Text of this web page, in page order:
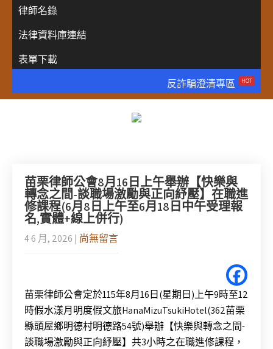
律師名錄
法律資料庫連結
表單下載
反詐騙澄清專區
HOT
苗栗律師公會8月16日上午舉辦【快樂與
轉念之間-談職場激勵與正向紓壓】在職進
修課程(6月8日上午至6月18日中午受理報
名,實體+線上併行)
4 6 月, 2026 | 尚無留言
苗栗律師公會定於115年8月16日(星期日)上午9時至12
時假水漾月明度假文旅HanaMizuTsukiHotel(362苗栗
縣頭屋鄉明德村明德路54號)舉辦【快樂與轉念之間-
談職場激勵與正向紓壓】 共3小時之在職進修課程，